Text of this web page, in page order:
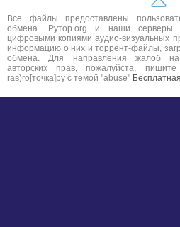
Все файлы предоставлены
обмена. Рутор.org и наши серверы
цифровыми копиями аудио-визуальных
информацию о них и торрент-файлы,
обмена. Для направления жалоб на
авторских прав, пожалуйста,
гав)ro[точка]ру с темой "abuse"